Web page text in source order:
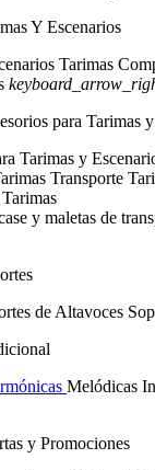
Y Escenarios
Tarimas
para Tarimas
Tarimas y
Transporte
y maletas de
de Altavoces
Melódicas
y Promociones